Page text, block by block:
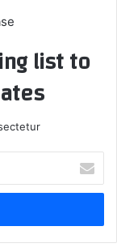
list to
خ
ب
ر